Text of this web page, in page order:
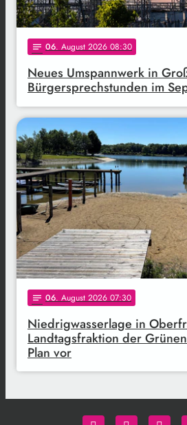
notes 06. August 2026 08:30
Neues Umspannwerk in
Bürgersprechstunden im
notes 06. August 2026 07:30
Niedrigwasserlage in
Landtagsfraktion der
Plan vor